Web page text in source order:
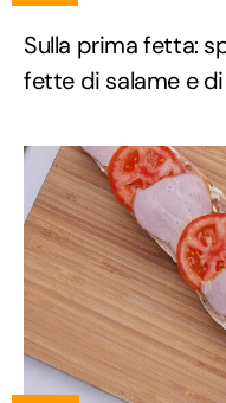
Sulla prima fetta:
fette di salame e